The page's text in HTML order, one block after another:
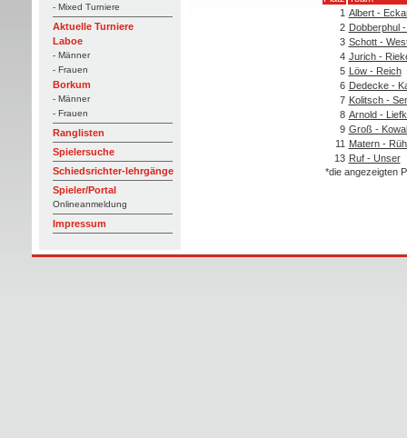
- Mixed Turniere
Aktuelle Turniere
Laboe
- Männer
- Frauen
Borkum
- Männer
- Frauen
Ranglisten
Spielersuche
Schiedsrichter-lehrgänge
Spieler/Portal
Onlineanmeldung
Impressum
1 Albert -
2 Dobberphul
3 Schott -
4 Jurich -
5 Löw - Reich
6 Dedecke -
7 Kolitsch -
8 Arnold -
9 Groß -
11 Matern -
13 Ruf - Unser
*die angezeigten